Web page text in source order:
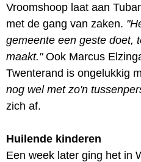
Vroomshoop laat aan
met de gang van zaken.
gemeente een geste doet,
maakt."Ook Marcus
Twenterand is ongelukkig
nog wel met zo'n
zich af.
Huilende kinderen
Een week later ging het in